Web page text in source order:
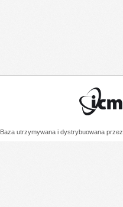
Baza utrzymywana i dystrybuowana przez